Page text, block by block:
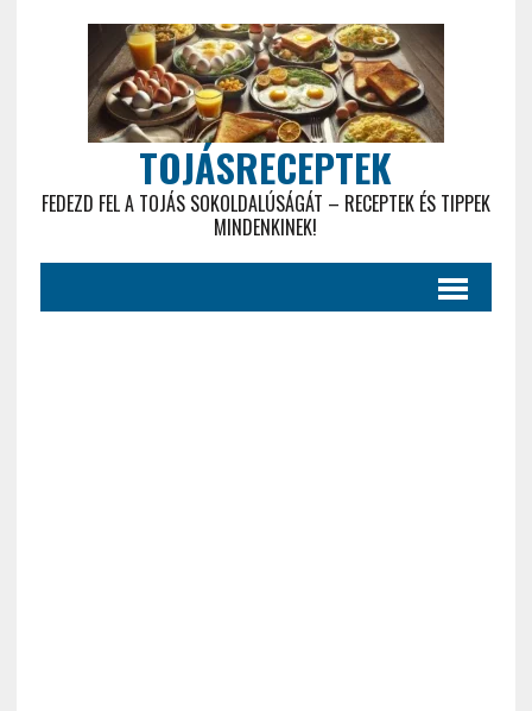
TOJÁSRECEPTEK
FEDEZD FEL A TOJÁS SOKOLDALÚSÁGÁT – RECEPTEK ÉS TIPPEK
MINDENKINEK!